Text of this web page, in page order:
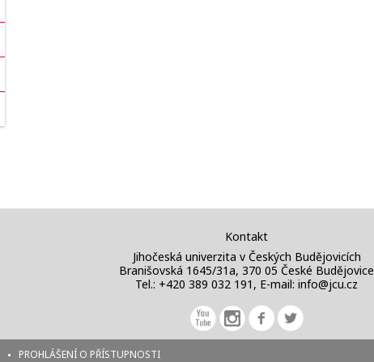
Kontakt
Jihočeská univerzita v Českých Budějovicích
Branišovská 1645/31a, 370 05 České Budějovice
Tel.: +420 389 032 191, E-mail: info@jcu.cz
PROHLÁŠENÍ O PŘÍSTUPNOSTI